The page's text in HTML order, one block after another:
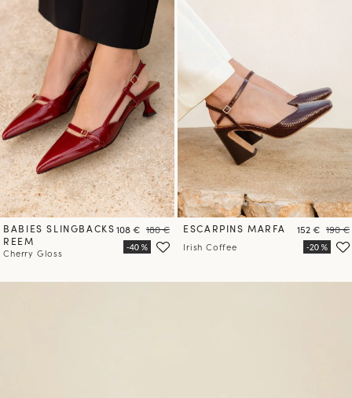
BABIES SLINGBACKS
REEM
Cherry Gloss
Prix
108 € Prix
180 € ESCARPINS MARFA
Irish Coffee
Prix
152 € Prix
190 €